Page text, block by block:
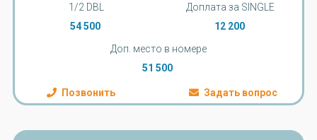
1/2 DBL
54 500
Доплата за SINGLE
12 200
Доп. место в номере
51 500
Позвонить Задать вопрос